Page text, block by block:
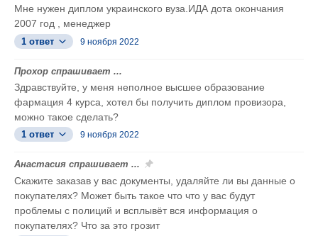
Мне нужен диплом украинского вуза.ИДА дота окончания
2007 год , менеджер
1 ответ 9 ноября 2022
Прохор спрашивает ...
Здравствуйте, у меня неполное высшее образование
фармация 4 курса, хотел бы получить диплом провизора,
можно такое сделать?
1 ответ 9 ноября 2022
Анастасия спрашивает ...
Скажите заказав у вас документы, удаляйте ли вы данные о
покупателях? Может быть такое что что у вас будут
проблемы с полиций и всплывёт вся информация о
покупателях? Что за это грозит